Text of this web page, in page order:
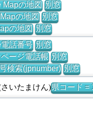
Mapの地図 別窓
の地図 別窓
の地図 別窓
話番号 別窓
ージ電話帳 別窓
検索(jpnumber) 別窓
いたまけん)県コード =